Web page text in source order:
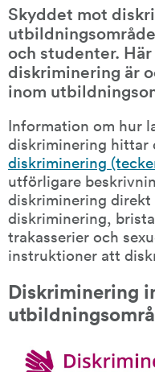
Skyddet mot
och studenter.
diskriminering är
inom
Information om hur
diskriminering hittar
diskriminering
utförligare
diskriminering
diskriminering,
trakasserier och
instruktioner att
Diskriminering